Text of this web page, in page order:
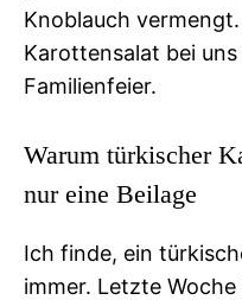
Knoblauch
Karottensalat bei
Familienfeier.
Warum türkischer
nur eine Beilage
Ich finde, ein
immer. Letzte